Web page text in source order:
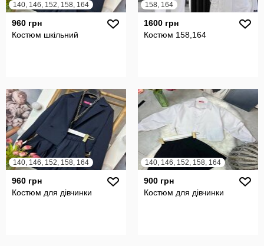
140, 146, 152, 158, 164
960 грн
Костюм шкільний
158, 164
1600 грн
Костюм 158,164
140, 146, 152, 158, 164
960 грн
Костюм для дівчинки
140, 146, 152, 158, 164
900 грн
Костюм для дівчинки